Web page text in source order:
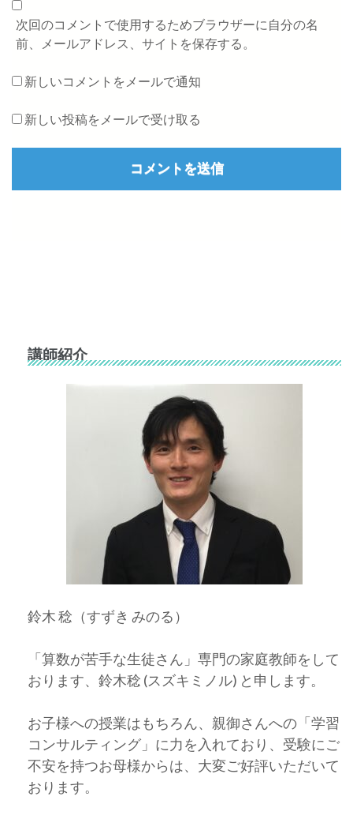
次回のコメントで使用するためブラウザーに自分の名
前、メールアドレス、サイトを保存する。
新しいコメントをメールで通知
新しい投稿をメールで受け取る
講師紹介
鈴木 稔（すずき みのる）
「算数が苦手な生徒さん」専門の家庭教師をして
おります、鈴木稔 (スズキミノル) と申します。
お子様への授業はもちろん、親御さんへの「学習
コンサルティング」に力を入れており、受験にご
不安を持つお母様からは、大変ご好評いただいて
おります。